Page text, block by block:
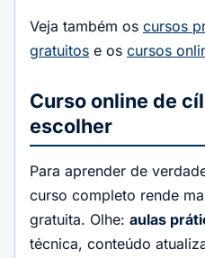
Veja também os cursos
gratuitos e os cursos
Curso online de
escolher
Para aprender de
curso completo rende
gratuita. Olhe: aulas
técnica, conteúdo